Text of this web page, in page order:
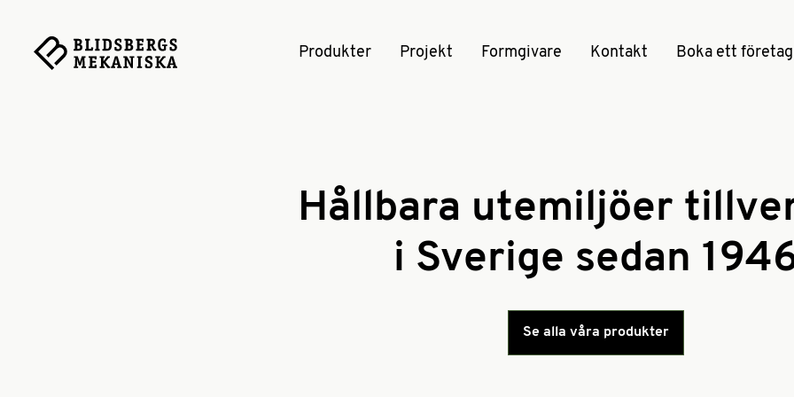
Produkter Projekt Formgivare Kontakt Boka ett
Hållbara utemiljöer
i Sverige sedan
Se alla våra produkter